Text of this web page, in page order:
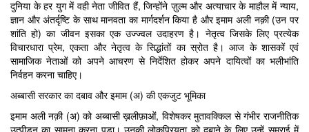
दुनिया के हर युग में वही नेता जीवित हैं, जिन्होंने ज़ुल्म और अत्याचार के माहौल में न्याय,
ज्ञान और अंतर्दृष्टि के साथ मानवता का मार्गदर्शन किया है और इमाम अली नक़ी (उन पर
शांति हो) का जीवन इसका एक उज्ज्वल उदाहरण है। नेतृत्व जिसके लिए प्रत्येक
विचारधारा प्रेम, एकता और नेतृत्व के सिद्धांतों का स्रोत है। आज के शासकों एवं
सामाजिक नेताओं को अपने आचरण से निर्देशित होकर अपने दायित्वों का भलीभांति
निर्वहन करना चाहिए।
अब्बासी सरकार का दबाव और इमाम (अ) की एकजुट भूमिका
इमाम अली नक़ी (अ) को अब्बासी ख़लीफ़ाओं, विशेषकर मुतावक्किल से गंभीर राजनीतिक
उत्पीड़न का सामना करना पड़ा। उनकी लोकप्रियता को दबाने के लिए उन्हें समुराई में